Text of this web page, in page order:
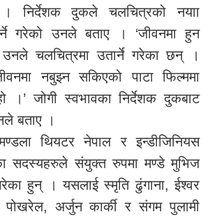
निर्देशक दुकले चलचित्रको नयाा
गरेको उनले बताए । ‘जीवनमा हुन
चलचित्रमा उतार्ने गरेका छन् ।
नबुझ्न सकिएको पाटा फिल्ममा
।’ जोगी स्वभावका निर्देशक दुकबाट
बताए ।
थियटर नेपाल र इन्डीजिनियस
सदस्यहरुले संयुक्त रुपमा मण्डे मुभिज
हुन् । यसलाई स्मृति ढुंगाना, ईश्वर
पोखरेल, अर्जुन कार्की र संगम पुलामी